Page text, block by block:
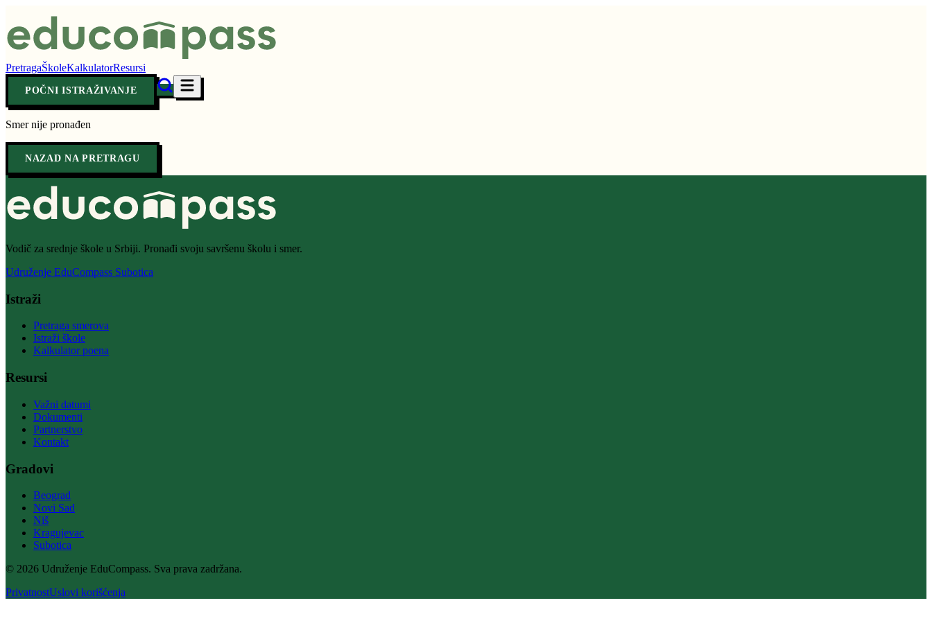
PretragaŠkoleKalkulatorResursi
POČNI ISTRAŽIVANJE
Smer nije pronađen
NAZAD NA PRETRAGU
Vodič za srednje škole u Srbiji. Pronađi svoju savršenu školu i smer.
Udruženje EduCompass Subotica
Istraži
Pretraga smerova
Istraži škole
Kalkulator poena
Resursi
Važni datumi
Dokumenti
Partnerstvo
Kontakt
Gradovi
Beograd
Novi Sad
Niš
Kragujevac
Subotica
© 2026 Udruženje EduCompass. Sva prava zadržana.
PrivatnostUslovi korišćenja